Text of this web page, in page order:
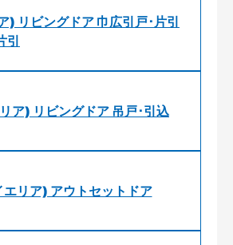
) リビングドア 巾広引戸･片引
引
ア) リビングドア 吊戸･引込
リア) アウトセットドア